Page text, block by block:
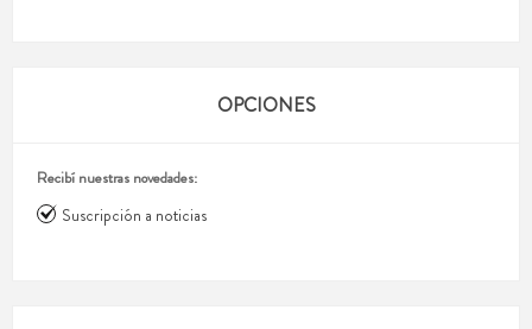
OPCIONES
Recibí nuestras novedades:
Suscripción a noticias